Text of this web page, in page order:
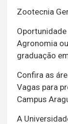
Zootecnia
Agronomia
graduação
Confira as
Vagas para
Campus
A